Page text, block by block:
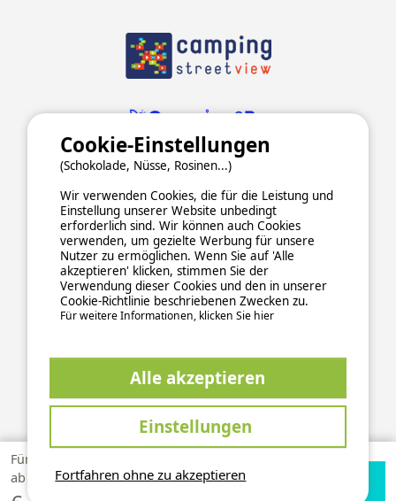
Für 1 Woche
ab
37,20
Verfügbarkeiten
ALLGEMEINE NUTZUNGSBEDINGUNGEN
DATENSCHUTZERKLÄRUNGCOOKIESIMPRESSUM
Sichere und zuverlässige Zahlungsabwicklung
This site is protected by reCAPTCHA and the GooglePrivacy Policy
2026 Ucamping. All rights reserved, all media and pictures are
Fortfahren ohne zu akzeptieren
Cookie-Einstellungen
(Schokolade, Nüsse, Rosinen...)
Wir verwenden Cookies, die für die Leistung und
Einstellung unserer Website unbedingt
erforderlich sind. Wir können auch Cookies
verwenden, um gezielte Werbung für unsere
Nutzer zu ermöglichen. Wenn Sie auf 'Alle
akzeptieren' klicken, stimmen Sie der
Verwendung dieser Cookies und den in unserer
Cookie-Richtlinie beschriebenen Zwecken zu.
Für weitere Informationen, klicken Sie hier
Alle akzeptieren
Einstellungen